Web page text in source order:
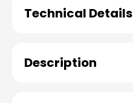
Technical Details
Description